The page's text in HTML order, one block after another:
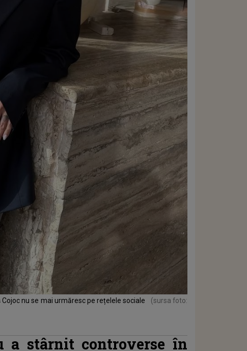
nu se mai urmăresc pe rețelele sociale
(sursa foto:
a stârnit controverse în